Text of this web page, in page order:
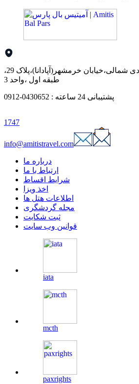
تهران،خیابان سهروردی شمالی،خیابان خرمشهر(آپادانا)،پلاک 29،
طبقه اول ،واحد 3
پشتیبانی 24 ساعته : 0430652-0912
1747
info@amitistravel.com
درباره ما
ارتباط با ما
شرایط اقساط
اخذ ویزا
اطلاعات هتل ها
مجله گردشگری
ثبت شکایت
قوانین وب سایت
iata
mcth
paxrights